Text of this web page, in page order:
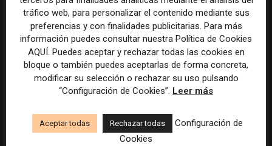
ARTÍCULOS RELACIONADOS
El gran problema
tecnológico de los medios ya
WAN-IFRA reúne las
principales estrategias de los
medios ante la IA, la pérdida
tráfico web, para personalizar el contenido mediante sus
preferencias y con finalidades publicitarias. Para más
información puedes consultar nuestra Política de Cookies
AQUÍ. Puedes aceptar y rechazar todas las cookies en
bloque o también puedes aceptarlas de forma concreta,
modificar su selección o rechazar su uso pulsando
“Configuración de Cookies”. Leer más
Aceptar todas Rechazar todas
Configuración de
Cookies